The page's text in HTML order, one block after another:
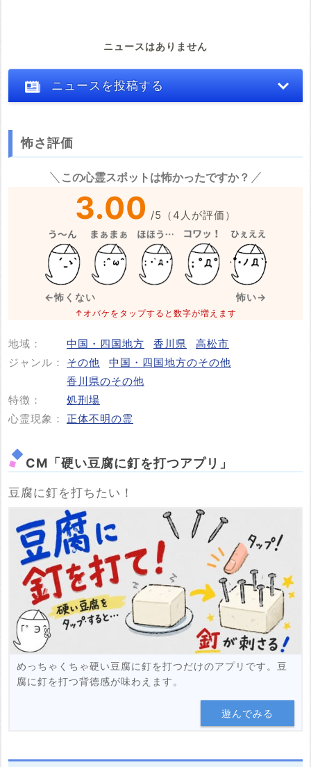
ニュースはありません
ニュースを投稿する
※心霊体験談や怖い話はコメント欄での投稿をお願いします。
※事件・事故が起きた日付
投稿する
怖さ評価
この心霊スポットは怖かったですか？
3.00 /5 （ 4 人が評価）
←怖くない 怖い→
↑オバケをタップすると数字が増えます
地域： 中国・四国地方 香川県
高松市
ジャンル：
その他
中国・四国地方のその他
香川県のその他
特徴：
処刑場
心霊現象：
正体不明の霊
CM「硬い豆腐に釘を打つアプリ」
豆腐に釘を打ちたい！
めっちゃくちゃ硬い豆腐に釘を打つだけのアプリです。豆
腐に釘を打つ背徳感が味わえます。
遊んでみる